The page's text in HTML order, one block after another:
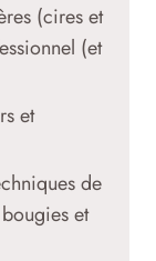
(cires et
(et
et
de
et